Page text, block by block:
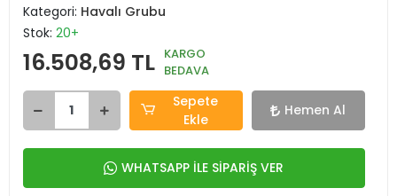
Kategori: Havalı Grubu
Stok: 20+
16.508,69 TL KARGO
BEDAVA
Sepete
Ekle
Hemen Al
WHATSAPP İLE SİPARİŞ VER